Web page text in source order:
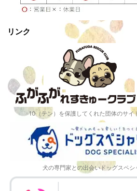
リンク
10（テン）を保護してくれた団体のサイ
犬の専門家との出会いドッグスペシ